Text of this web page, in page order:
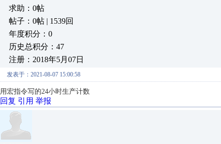
求助：0帖
帖子：0帖 | 1539回
年度积分：0
历史总积分：47
注册：2018年5月07日
发表于：2021-08-07 15:00:58
用宏指令写的24小时生产计数
回复 引用 举报